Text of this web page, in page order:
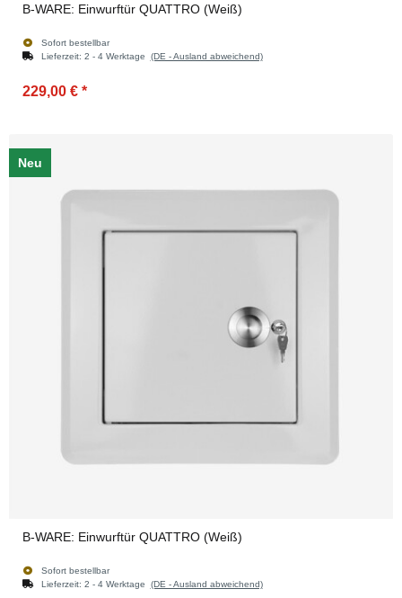
B-WARE: Einwurftür QUATTRO (Weiß)
Sofort bestellbar
Lieferzeit: 2 - 4 Werktage (DE - Ausland abweichend)
229,00 € *
Neu
B-WARE: Einwurftür QUATTRO (Weiß)
Sofort bestellbar
Lieferzeit: 2 - 4 Werktage (DE - Ausland abweichend)